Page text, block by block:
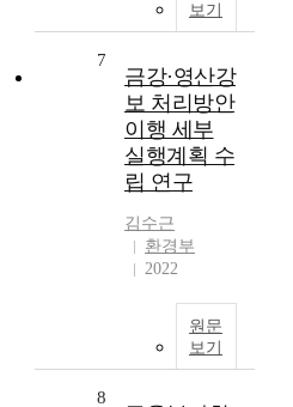
보기
7
금강·영산강
보 처리방안
이행 세부
실행계획 수
립 연구
김수근
환경부
2022
원문
보기
8